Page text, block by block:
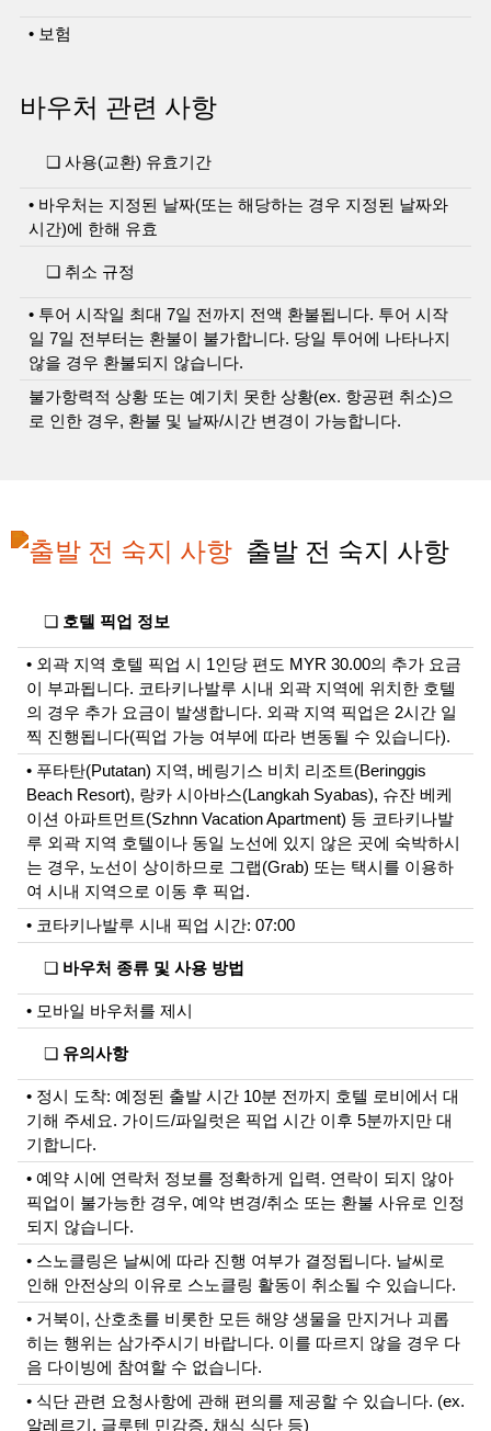
• 보험
바우처 관련 사항
❏ 사용(교환) 유효기간
• 바우처는 지정된 날짜(또는 해당하는 경우 지정된 날짜와
시간)에 한해 유효
❏ 취소 규정
• 투어 시작일 최대 7일 전까지 전액 환불됩니다. 투어 시작
일 7일 전부터는 환불이 불가합니다. 당일 투어에 나타나지
않을 경우 환불되지 않습니다.
불가항력적 상황 또는 예기치 못한 상황(ex. 항공편 취소)으
로 인한 경우, 환불 및 날짜/시간 변경이 가능합니다.
출발 전 숙지 사항
❏ 호텔 픽업 정보
• 외곽 지역 호텔 픽업 시 1인당 편도 MYR 30.00의 추가 요금
이 부과됩니다. 코타키나발루 시내 외곽 지역에 위치한 호텔
의 경우 추가 요금이 발생합니다. 외곽 지역 픽업은 2시간 일
찍 진행됩니다(픽업 가능 여부에 따라 변동될 수 있습니다).
• 푸타탄(Putatan) 지역, 베링기스 비치 리조트(Beringgis
Beach Resort), 랑카 시아바스(Langkah Syabas), 슈잔 베케
이션 아파트먼트(Szhnn Vacation Apartment) 등 코타키나발
루 외곽 지역 호텔이나 동일 노선에 있지 않은 곳에 숙박하시
는 경우, 노선이 상이하므로 그랩(Grab) 또는 택시를 이용하
여 시내 지역으로 이동 후 픽업.
• 코타키나발루 시내 픽업 시간: 07:00
❏ 바우처 종류 및 사용 방법
• 모바일 바우처를 제시
❏ 유의사항
• 정시 도착: 예정된 출발 시간 10분 전까지 호텔 로비에서 대
기해 주세요. 가이드/파일럿은 픽업 시간 이후 5분까지만 대
기합니다.
• 예약 시에 연락처 정보를 정확하게 입력. 연락이 되지 않아
픽업이 불가능한 경우, 예약 변경/취소 또는 환불 사유로 인정
되지 않습니다.
• 스노클링은 날씨에 따라 진행 여부가 결정됩니다. 날씨로
인해 안전상의 이유로 스노클링 활동이 취소될 수 있습니다.
• 거북이, 산호초를 비롯한 모든 해양 생물을 만지거나 괴롭
히는 행위는 삼가주시기 바랍니다. 이를 따르지 않을 경우 다
음 다이빙에 참여할 수 없습니다.
• 식단 관련 요청사항에 관해 편의를 제공할 수 있습니다. (ex.
알레르기, 글루텐 민감증, 채식 식단 등)